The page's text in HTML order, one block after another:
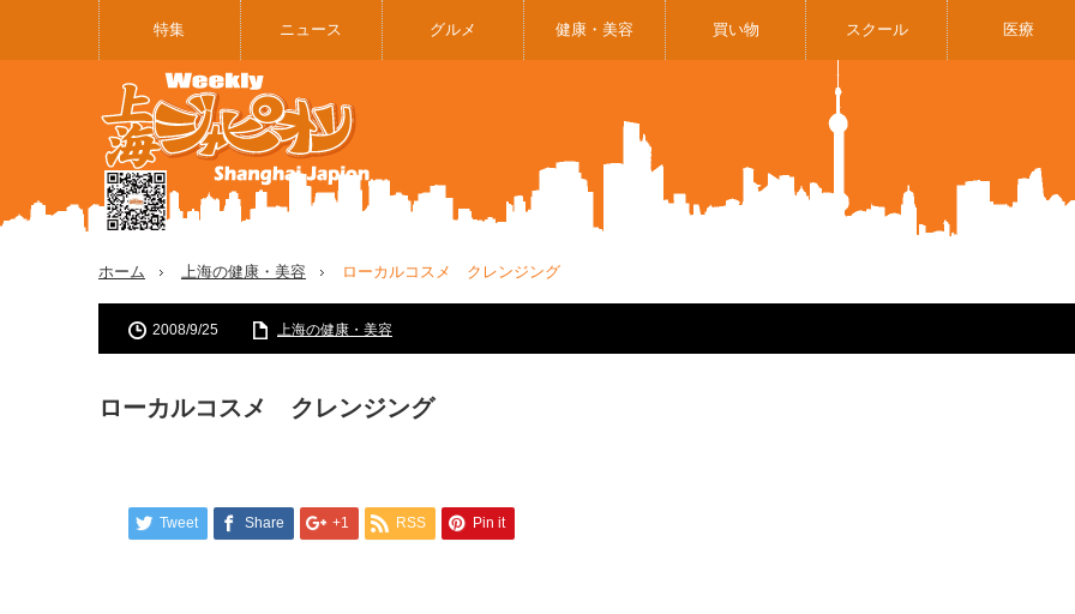
特集 ニュース グルメ 健康・美容 買い物 スクール 医療
ホーム 上海の健康・美容 ローカルコスメ クレンジング
2008/9/25 上海の健康・美容
ローカルコスメ クレンジング
Tweet Share +1 RSS Pin it